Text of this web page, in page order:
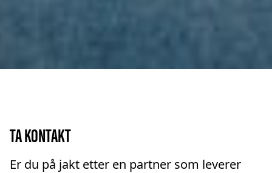
TA KONTAKT
Er du på jakt etter en partner som leverer